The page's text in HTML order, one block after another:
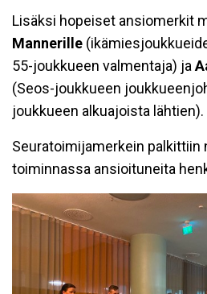
Lisäksi hopeiset ansiomerkit
Mannerille
55-joukkueen valmentaja) ja
(Seos-joukkueen
joukkueen alkuajoista lähtien).
Seuratoimijamerkein palkittiin
toiminnassa ansioituneita